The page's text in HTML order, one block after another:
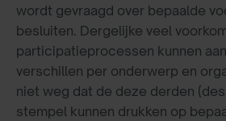
wordt gevraagd over bepaalde
besluiten. Dergelijke veel
participatieprocessen kunnen
verschillen per onderwerp en
niet weg dat de deze derden
stempel kunnen drukken op